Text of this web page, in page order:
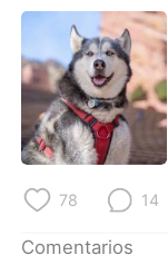
78 14
Comentarios